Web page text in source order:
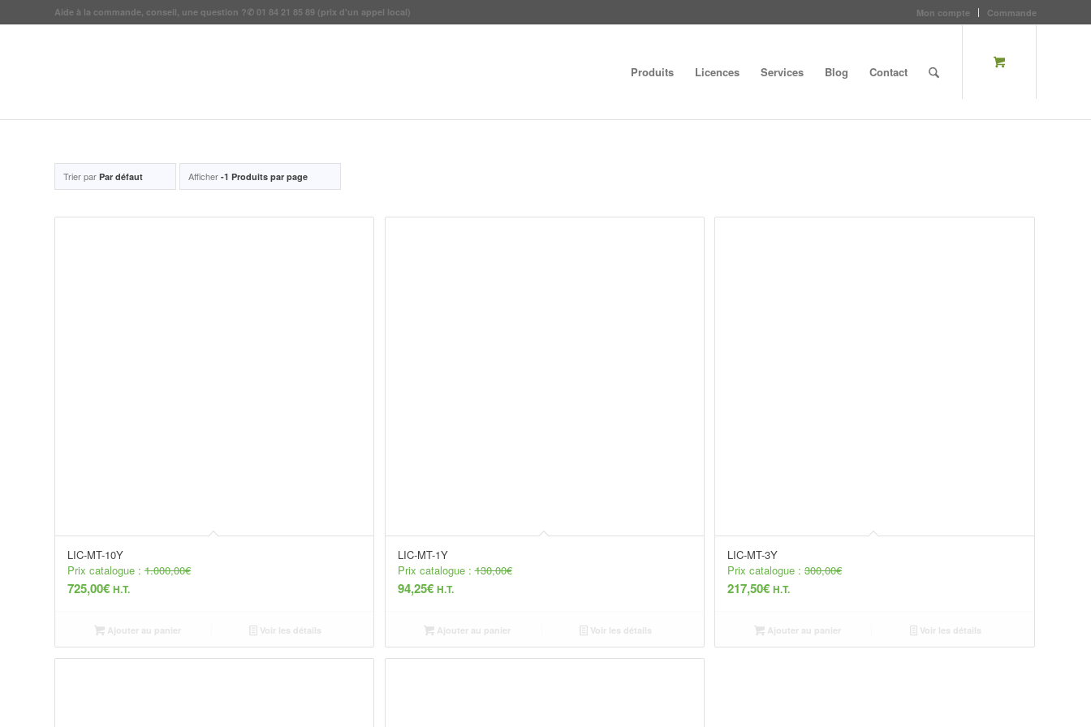
Mon compte Commande
Aide à la commande, conseil, une question ?✆ 01 84 21 85 89 (prix d'un appel local)
Produits Licences Services Blog Contact
Trier par Par défaut Afficher -1 Produits par page
LIC-MT-10Y
Prix catalogue : 1.000,00€
725,00€ H.T.
Ajouter au panier Voir les détails
LIC-MT-1Y
Prix catalogue :130,00€
94,25€ H.T.
Ajouter au panier Voir les détails
LIC-MT-3Y
Prix catalogue :300,00€
217,50€ H.T.
Ajouter au panier Voir les détails